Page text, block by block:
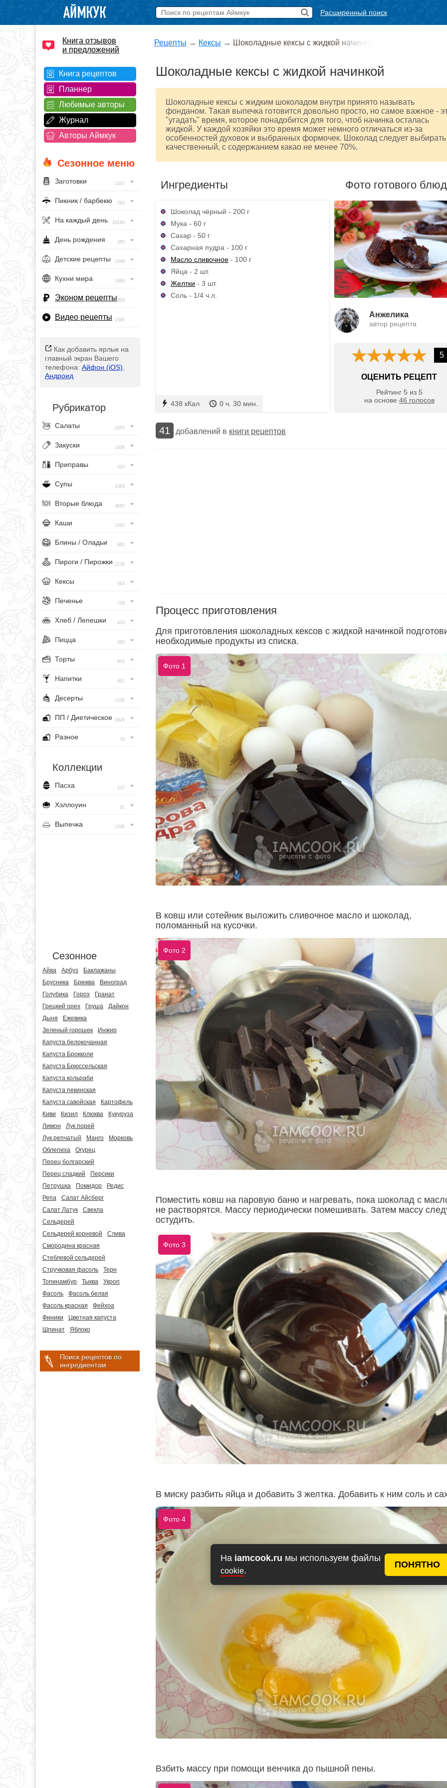
На iamcook.ru мы используем файлы
cookie.
ПОНЯТНО
Расширенный поиск
Книга отзывов
и предложений
Книга рецептов
Планнер
Любимые авторы
Журнал
Авторы Аймкук
Сезонное меню
Заготовки 1347
Пикник / барбекю 293
На каждый день 20160
День рождения 385
Детские рецепты 1548
Кухни мира 1968
Эконом рецепты393
Видео рецепты 1396
Как добавить ярлык на
главный экран Вашего
телефона: Айфон (iOS)
Андроид
Рубрикатор
Салаты 2955
Закуски 1456
Приправы 320
Супы 1083
Вторые блюда 4682
Каши 1543
Блины / Оладьи 965
Пироги / Пирожки 2134
Кексы 563
Печенье 728
Хлеб / Лепешки 433
Пицца 260
Торты 801
Напитки 491
Десерты 1256
ПП / Диетическое 3929
Разное 76
Коллекции
Пасха 237
Хэллоуин 31
Выпечка 1296
Сезонное
Айва Арбуз
Баклажаны
Брусника
Брюква
Виноград
Голубика
Горох
Гранат
Грецкий орех
Груша
Дайкон
Дыня
Ежевика
Зеленый горошек
Инжир
Капуста белокочанная
Капуста Брокколи
Капуста Брюссельская
Капуста кольраби
Капуста пекинская
Капуста савойская
Картофель
Киви
Кизил Клюква
Кукуруза
Лимон
Лук порей
Лук репчатый
Манго
Морковь
Облепиха
Огурец
Перец болгарский
Перец сладкий
Персики
Петрушка
Помидор
Редис
Репа
Салат Айсберг
Салат Латук
Свекла
Сельдерей
Сельдерей корневой
Слива
Смородина красная
Стеблевой сельдерей
Стручковая фасоль
Терн
Топинамбур
Тыква
Укроп
Фасоль
Фасоль белая
Фасоль красная
Фейхоа
Финики
Цветная капуста
Шпинат
Яблоко
Поиск рецептов по
ингредиентам
Рецепты → Кексы → Шоколадные кексы с жидкой начинкой
Шоколадные кексы с жидкой начинкой
Шоколадные кексы с жидким шоколадом внутри принято называть
фонданом. Такая выпечка готовится довольно просто, но самое важное -
"угадать" время, которое понадобится для того, чтоб начинка осталась
жидкой. У каждой хозяйки это время может немного отличаться из-за
особенностей духовок и выбранных формочек. Шоколад следует выбирать
качественный, с содержанием какао не менее 70%.
Ингредиенты
Шоколад чёрный - 200 г
Мука - 60 г
Сахар - 50 г
Сахарная пудра - 100 г
Масло сливочное - 100 г
Яйца - 2 шт.
Желтки - 3 шт.
Соль - 1/4 ч.л.
438 кКал 0 ч. 30 мин.
Фото готового
Анжелика
автор рецепта
5
ОЦЕНИТЬ РЕЦЕПТ
Рейтинг 5 из 5
на основе 46 голосов
41 добавлений в книги рецептов
Процесс приготовления
Для приготовления шоколадных кексов с жидкой начинкой
необходимые продукты из списка.
Фото 1
В ковш или сотейник выложить сливочное масло и шоколад,
поломанный на кусочки.
Фото 2
Поместить ковш на паровую баню и нагревать, пока шоколад с
не растворятся. Массу периодически помешивать. Затем массу
остудить.
Фото 3
В миску разбить яйца и добавить 3 желтка. Добавить к ним соль и
Фото 4
Взбить массу при помощи венчика до пышной пены.